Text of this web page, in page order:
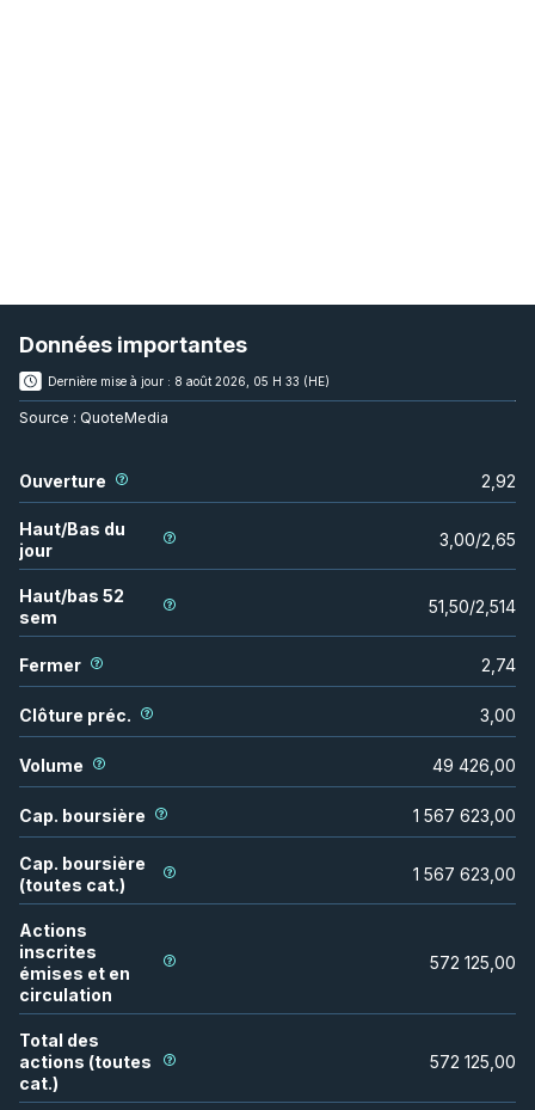
Données importantes
Dernière mise à jour : 8 août 2026, 05 H 33 (HE)
Source : QuoteMedia
Ouverture 2,92
Haut/Bas du
jour
3,00/2,65
Haut/bas 52
sem
51,50/2,514
Fermer 2,74
Clôture préc. 3,00
Volume 49 426,00
Cap. boursière 1 567 623,00
Cap. boursière
(toutes cat.)
1 567 623,00
Actions
inscrites
émises et en
circulation
572 125,00
Total des
actions (toutes
cat.)
572 125,00